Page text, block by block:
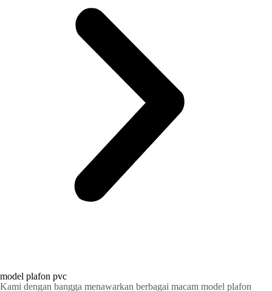
model plafon pvc
Kami dengan bangga menawarkan berbagai macam model plafon